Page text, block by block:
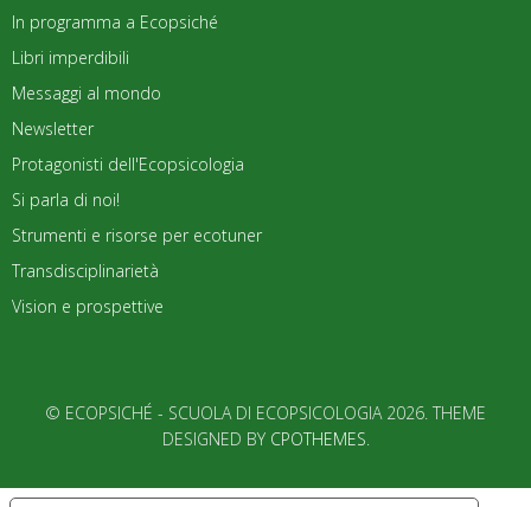
In programma a Ecopsiché
Libri imperdibili
Messaggi al mondo
Newsletter
Protagonisti dell'Ecopsicologia
Si parla di noi!
Strumenti e risorse per ecotuner
Transdisciplinarietà
Vision e prospettive
© ECOPSICHÉ - SCUOLA DI ECOPSICOLOGIA 2026. THEME
DESIGNED BY CPOTHEMES.